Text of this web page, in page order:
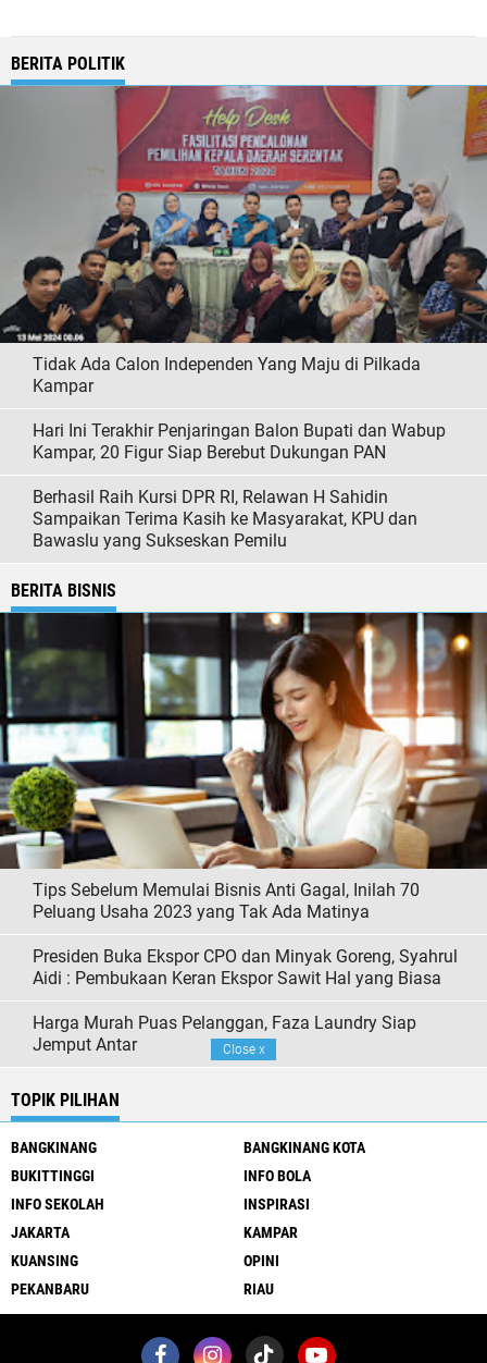
BERITA POLITIK
Tidak Ada Calon Independen Yang Maju di Pilkada
Kampar
Hari Ini Terakhir Penjaringan Balon Bupati dan Wabup
Kampar, 20 Figur Siap Berebut Dukungan PAN
Berhasil Raih Kursi DPR RI, Relawan H Sahidin
Sampaikan Terima Kasih ke Masyarakat, KPU dan
Bawaslu yang Sukseskan Pemilu
BERITA BISNIS
Tips Sebelum Memulai Bisnis Anti Gagal, Inilah 70
Peluang Usaha 2023 yang Tak Ada Matinya
Presiden Buka Ekspor CPO dan Minyak Goreng, Syahrul
Aidi : Pembukaan Keran Ekspor Sawit Hal yang Biasa
Harga Murah Puas Pelanggan, Faza Laundry Siap
Jemput Antar
TOPIK PILIHAN
BANGKINANG
BANGKINANG KOTA
BUKITTINGGI
INFO BOLA
INFO SEKOLAH
INSPIRASI
JAKARTA
KAMPAR
KUANSING
OPINI
PEKANBARU
RIAU
Close x